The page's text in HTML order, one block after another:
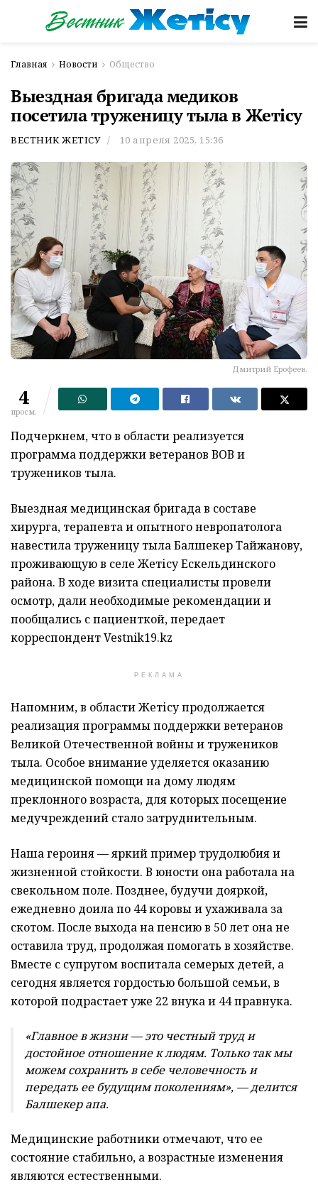
Главная Новости Общество
Выездная бригада медиков
посетила труженицу тыла в Жетісу
ВЕСТНИК ЖЕТІСУ 10 апреля 2025, 15:36
Дмитрий Ерофеев.
4
просм.
Подчеркнем, что в области реализуется
программа поддержки ветеранов ВОВ и
тружеников тыла.
Выездная медицинская бригада в составе
хирурга, терапевта и опытного невропатолога
навестила труженицу тыла Балшекер Тайжанову,
проживающую в селе Жетісу Ескельдинского
района. В ходе визита специалисты провели
осмотр, дали необходимые рекомендации и
пообщались с пациенткой, передает
корреспондент Vestnik19.kz
РЕКЛАМА
Напомним, в области Жетісу продолжается
реализация программы поддержки ветеранов
Великой Отечественной войны и тружеников
тыла. Особое внимание уделяется оказанию
медицинской помощи на дому людям
преклонного возраста, для которых посещение
медучреждений стало затруднительным.
Наша героиня — яркий пример трудолюбия и
жизненной стойкости. В юности она работала на
свекольном поле. Позднее, будучи дояркой,
ежедневно доила по 44 коровы и ухаживала за
скотом. После выхода на пенсию в 50 лет она не
оставила труд, продолжая помогать в хозяйстве.
Вместе с супругом воспитала семерых детей, а
сегодня является гордостью большой семьи, в
которой подрастает уже 22 внука и 44 правнука.
«Главное в жизни — это честный труд и
достойное отношение к людям. Только так мы
можем сохранить в себе человечность и
передать ее будущим поколениям», — делится
Балшекер апа.
Медицинские работники отмечают, что ее
состояние стабильно, а возрастные изменения
являются естественными.